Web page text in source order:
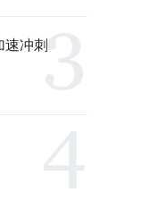
速冲刺